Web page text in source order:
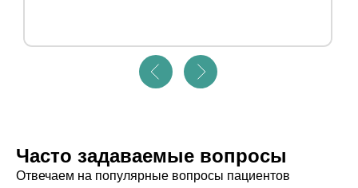
Часто задаваемые вопросы
Отвечаем на популярные вопросы пациентов
а также даете согласие на обработку
персональных данных.